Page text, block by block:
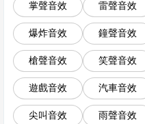
掌聲音效 雷聲音效
爆炸音效 鐘聲音效
槍聲音效 笑聲音效
遊戲音效 汽車音效
尖叫音效 雨聲音效